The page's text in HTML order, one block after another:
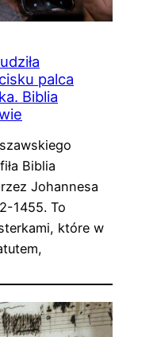
palca
Biblia
Biblia
Johannesa
1455. To
które w